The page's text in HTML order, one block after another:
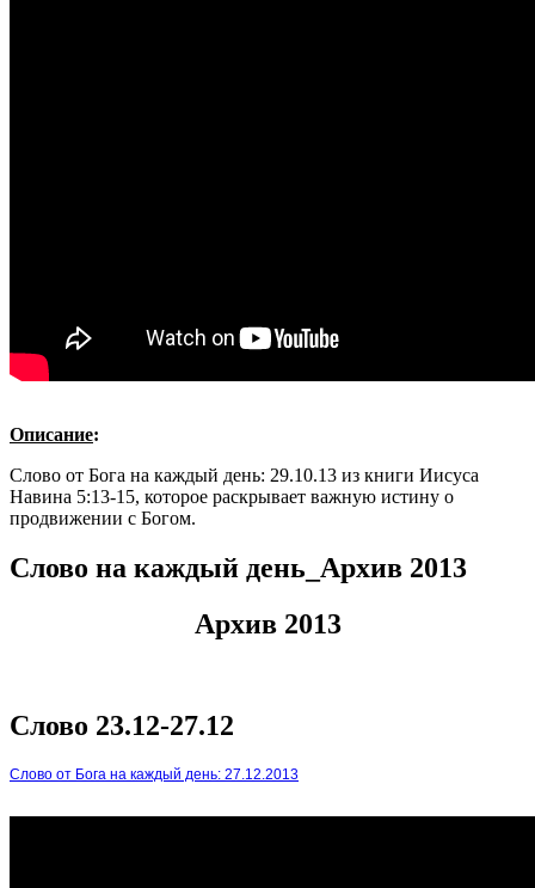
Описание:
Слово от Бога на каждый день: 29.10.13 из книги Иисуса
Навина 5:13-15, которое раскрывает важную истину о
продвижении с Богом.
Слово на каждый день_Архив 2013
Архив 2013
Слово 23.12-27.12
Слово от Бога на каждый день: 27.12.2013